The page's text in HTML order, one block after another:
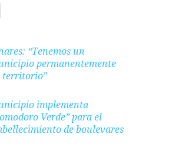
“Tenemos un
permanentemente
territorio”
implementa
Verde” para el
de boulevares